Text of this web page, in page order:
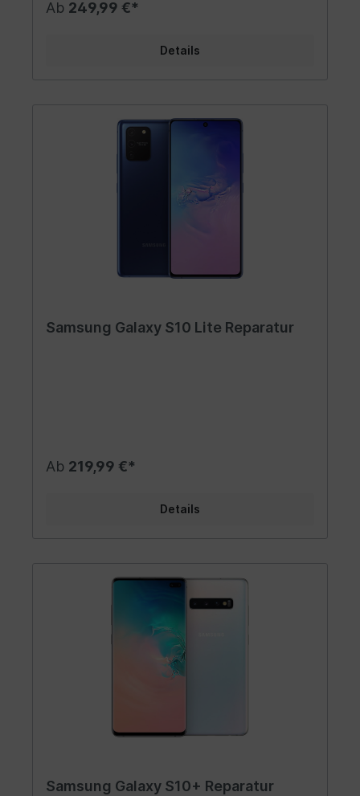
Ab 249,99 €*
Details
Samsung Galaxy S10 Lite Reparatur
Ab 219,99 €*
Details
Samsung Galaxy S10+ Reparatur